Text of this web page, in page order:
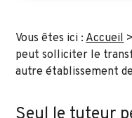
Vous êtes ici : Accueil
peut solliciter le
autre établissement